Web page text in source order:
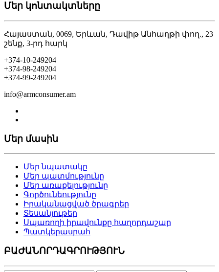
Մեր կոնտակտները
Հայաստան, 0069, Երևան, Դավիթ Անհաղթի փող., 23
շենք, 3-րդ հարկ
+374-10-249204
+374-98-249204
+374-99-249204
info@armconsumer.am
Մեր մասին
Մեր նպատակը
Մեր պատմությունը
Մեր առաքելությունը
Գործունեությունը
Իրականացված ծրագրեր
Տեսանյութեր
Սպառողի իրավունքը հաղորդաշար
Պատկերասրահ
ԲԱԺԱՆՈՐԴԱԳՐՈՒԹՅՈՒՆ